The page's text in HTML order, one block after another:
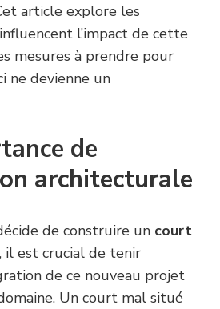
article explore les
l’impact de cette
mesures à prendre pour
ne devienne un
de
architecturale
de construire un court
, il est crucial de tenir
de ce nouveau projet
Un court mal situé